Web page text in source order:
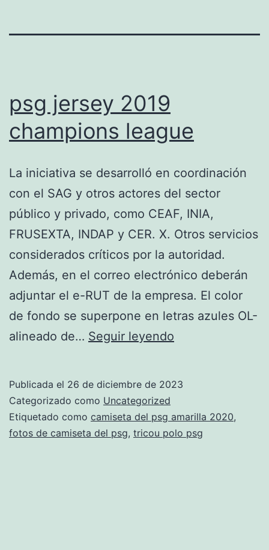
psg jersey 2019
champions league
La iniciativa se desarrolló en coordinación
con el SAG y otros actores del sector
público y privado, como CEAF, INIA,
FRUSEXTA, INDAP y CER. X. Otros servicios
considerados críticos por la autoridad.
Además, en el correo electrónico deberán
adjuntar el e-RUT de la empresa. El color
de fondo se superpone en letras azules OL-
alineado de… Seguir leyendo
league
Publicada el 26 de diciembre de 2023
Categorizado como Uncategorized
Etiquetado como camiseta del psg amarilla 2020,
fotos de camiseta del psg, tricou polo psg